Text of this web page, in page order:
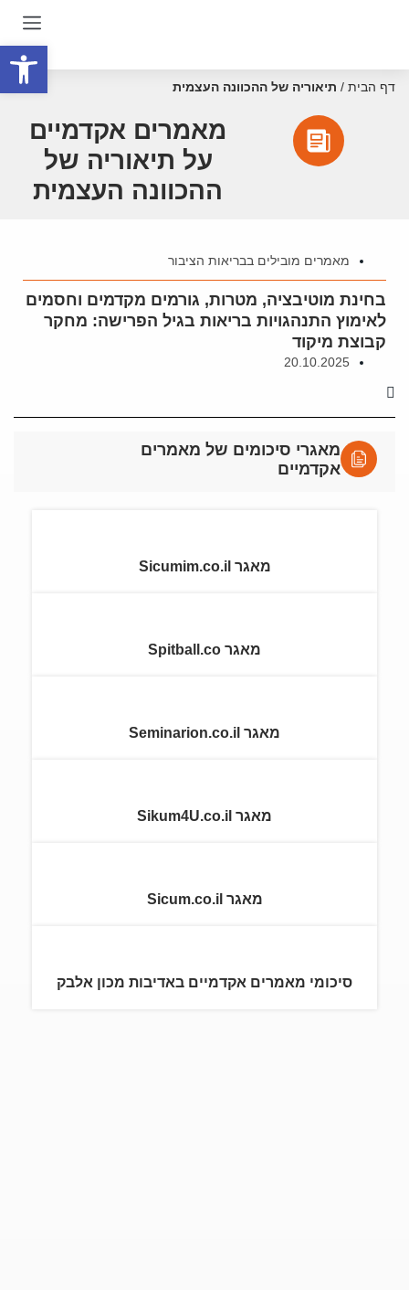
דף הבית / תיאוריה של ההכוונה העצמית
מאמרים אקדמיים
על תיאוריה של
ההכוונה העצמית
מאמרים מובילים בבריאות הציבור
בחינת מוטיבציה, מטרות, גורמים מקדמים וחסמים
לאימוץ התנהגויות בריאות בגיל הפרישה: מחקר
קבוצת מיקוד
20.10.2025
מאגרי סיכומים של מאמרים
אקדמיים
מאגר Sicumim.co.il
מאגר Spitball.co
מאגר Seminarion.co.il
מאגר Sikum4U.co.il
מאגר Sicum.co.il
סיכומי מאמרים אקדמיים באדיבות מכון אלבק
פתח